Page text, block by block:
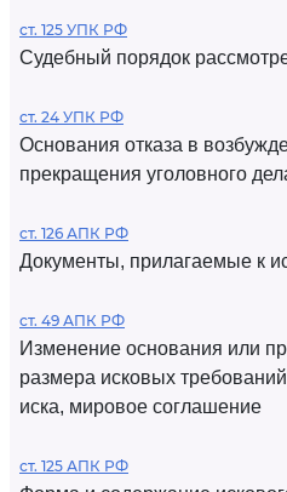
ст. 125 УПК РФ
Судебный порядок
ст. 24 УПК РФ
Основания отказа в
прекращения уголовного
ст. 126 АПК РФ
Документы, прилагаемые к
ст. 49 АПК РФ
Изменение основания или
размера исковых
иска, мировое соглашение
ст. 125 АПК РФ